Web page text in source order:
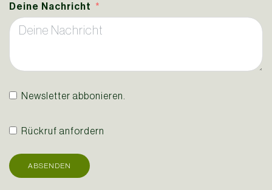
Deine Nachricht
Newsletter abbonieren.
Rückruf anfordern
ABSENDEN